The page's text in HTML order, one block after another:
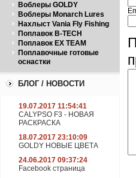
Воблеры GOLDY
Воблеры Monarch Lures
Нахлыст Vania Fly Fishing
Поплавок B-TECH
Поплавок EX TEAM
Поплавочные готовые
оснастки
БЛОГ / НОВОСТИ
19.07.2017 11:54:41
CALYPSO F3 - НОВАЯ
РАСКРАСКА
18.07.2017 23:10:09
GOLDY НОВЫЕ ЦВЕТА
24.06.2017 09:37:24
Facebook страница